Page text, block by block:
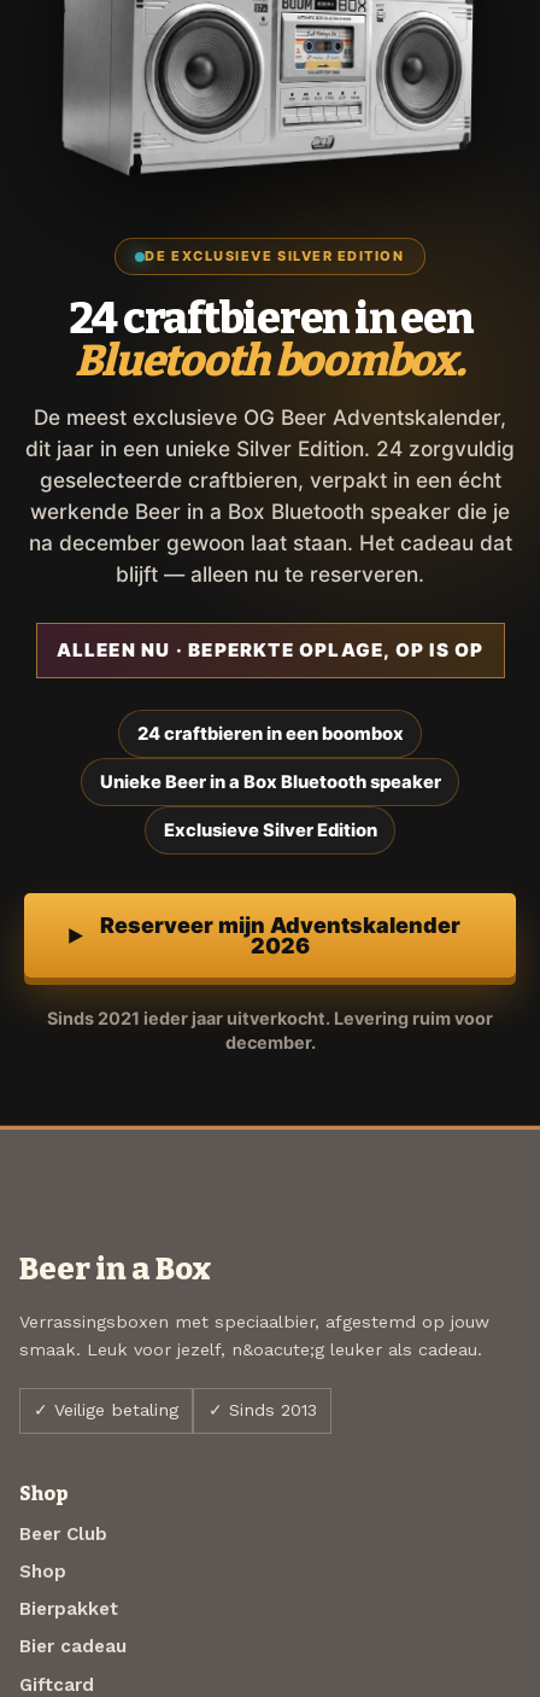
DE EXCLUSIEVE SILVER EDITION
24 craftbieren in een
Bluetooth boombox.
De meest exclusieve OG Beer Adventskalender,
dit jaar in een unieke Silver Edition. 24 zorgvuldig
geselecteerde craftbieren, verpakt in een écht
werkende Beer in a Box Bluetooth speaker die je
na december gewoon laat staan. Het cadeau dat
blijft — alleen nu te reserveren.
ALLEEN NU · BEPERKTE OPLAGE, OP IS OP
24 craftbieren in een boombox
Unieke Beer in a Box Bluetooth speaker
Exclusieve Silver Edition
Reserveer mijn Adventskalender
2026
Sinds 2021 ieder jaar uitverkocht. Levering ruim voor
december.
Beer in a Box
Verrassingsboxen met speciaalbier, afgestemd op jouw
smaak. Leuk voor jezelf, n&oacute;g leuker als cadeau.
✓ Veilige betaling ✓ Sinds 2013
Shop
Beer Club
Shop
Bierpakket
Bier cadeau
Giftcard